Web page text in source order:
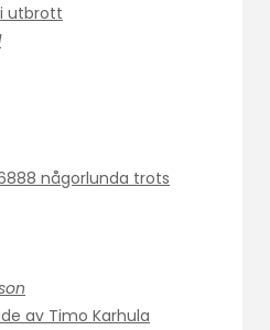
utbrott
någorlunda trots
av Timo Karhula